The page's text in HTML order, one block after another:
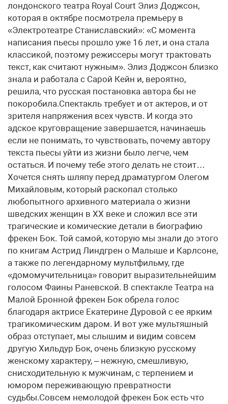
лондонского театра Royal Court Элиз Доджсон,
которая в октябре посмотрела премьеру в
«Электротеатре Станиславский»: «С момента
написания пьесы прошло уже 16 лет, и она стала
классикой, поэтому режиссеры могут трактовать
текст, как считают нужным». Элиз Доджсон близко
знала и работала с Сарой Кейн и, вероятно,
решила, что русская постановка автора бы не
покоробила.Спектакль требует и от актеров, и от
зрителя напряжения всех чувств. И когда это
адское круговращение завершается, начинаешь
если не понимать, то чувствовать, почему автору
текста пьесы уйти из жизни было легче, чем
остаться. И почему тебе этого делать не стоит…
Хочется снять шляпу перед драматургом Олегом
Михайловым, который раскопал столько
любопытного архивного материала о жизни
шведских женщин в ХХ веке и сложил все эти
трагические и комические детали в биографию
фрекен Бок. Той самой, которую мы знали до этого
по книгам Астрид Линдгрен о Малыше и Карлсоне,
а также по легендарному мультфильму, где
«домомучительница» говорит выразительнейшим
голосом Фаины Раневской. В спектакле Театра на
Малой Бронной фрекен Бок обрела голос
благодаря актрисе Екатерине Дуровой с ее ярким
трагикомическим даром. И вот уже мультяшный
образ отступает, мы слышим и видим совсем
другую Хильдур Бок, очень близкую русскому
женскому характеру, – нежную, смешливую,
снисходительную к мужчинам, с терпением и
юмором переживающую превратности
судьбы.Совсем немолодой фрекен Бок есть что